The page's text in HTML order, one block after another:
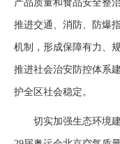
产品质量和食品安全整
推进交通、消防、防爆
机制，形成保障有力、
推进社会治安防控体系
护全区社会稳定。
切实加强生态环境建